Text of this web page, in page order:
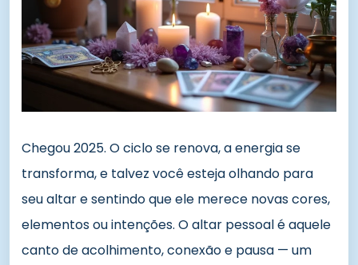
Chegou 2025. O ciclo se renova, a energia se
transforma, e talvez você esteja olhando para
seu altar e sentindo que ele merece novas cores,
elementos ou intenções. O altar pessoal é aquele
canto de acolhimento, conexão e pausa — um